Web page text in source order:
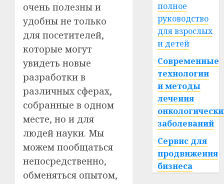
очень полезны и
удобны не только
для посетителей,
которые могут
увидеть новые
разработки в
различных сферах,
собранные в одном
месте, но и для
людей науки. Мы
можем пообщаться
непосредственно,
обменяться опытом,
полное
руководство
для взрослых
и детей
Современные
технологии
и методы
лечения
заболеваний
Сервис для
продвижения
бизнеса